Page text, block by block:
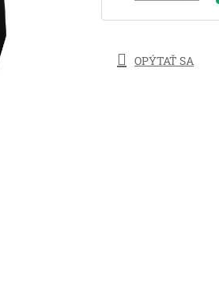
OPÝTAŤ SA